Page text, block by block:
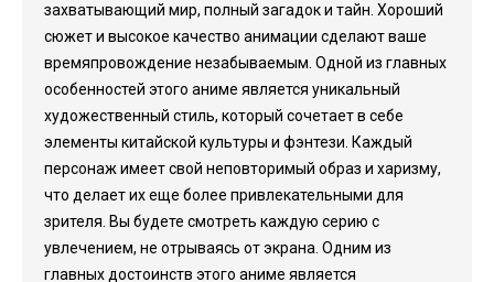
захватывающий мир, полный загадок и тайн. Хороший
сюжет и высокое качество анимации сделают ваше
времяпровождение незабываемым. Одной из главных
особенностей этого аниме является уникальный
художественный стиль, который сочетает в себе
элементы китайской культуры и фэнтези. Каждый
персонаж имеет свой неповторимый образ и харизму,
что делает их еще более привлекательными для
зрителя. Вы будете смотреть каждую серию с
увлечением, не отрываясь от экрана. Одним из
главных достоинств этого аниме является